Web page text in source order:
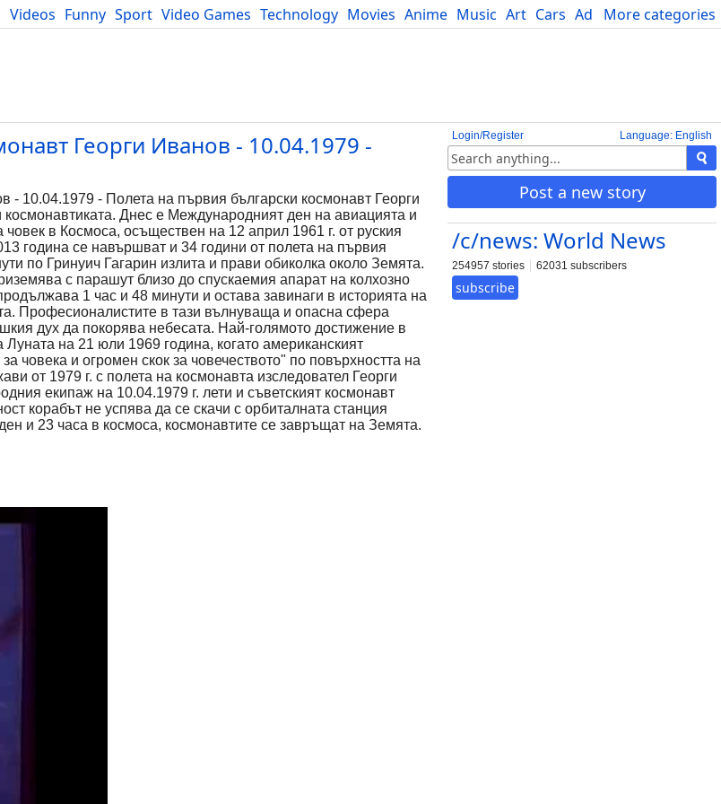
More categories
Videos Funny Sport Video Games Technology Movies Anime Music Art Cars Advice Science
Blog
Language: English
Login/Register
Post a new story
/c/news: World News
254957 stories 62031 subscribers
subscribe
Георги Иванов - 10.04.1979 -
- 10.04.1979 - Полета на първия български космонавт Георги
Днес е Международният ден на авиацията и
в Космоса, осъществен на 12 април 1961 г. от руския
година се навършват и 34 години от полета на първия
по Гринуич Гагарин излита и прави обиколка около Земята.
с парашут близо до спускаемия апарат на колхозно
1 час и 48 минути и остава завинаги в историята на
Професионалистите в тази вълнуваща и опасна сфера
дух да покорява небесата. Най-голямото достижение в
на 21 юли 1969 година, когато американският
човека и огромен скок за човечеството" по повърхността на
от 1979 г. с полета на космонавта изследовател Георги
екипаж на 10.04.1979 г. лети и съветският космонавт
корабът не успява да се скачи с орбиталната станция
и 23 часа в космоса, космонавтите се завръщат на Земята.